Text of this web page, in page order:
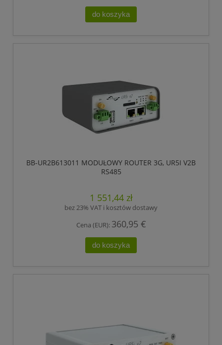
do koszyka
BB-UR2B613011 MODUŁOWY ROUTER 3G, UR5I V2B
RS485
1 551,44 zł
bez 23% VAT i kosztów dostawy
Cena (EUR): 360,95 €
do koszyka